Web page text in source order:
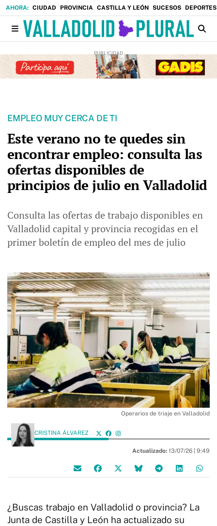
CIUDAD PROVINCIA CASTILLA Y LEÓN SUCESOS DEPORTES
EMPLEO MUY CERCA DE TI
Este verano no te quedes sin
encontrar empleo: consulta las
ofertas disponibles de
principios de julio en Valladolid
Consulta las ofertas de trabajo disponibles en
Valladolid capital y provincia recogidas en el
primer boletín de empleo del mes de julio
Operarios de triaje en Valladolid
CRISTINA ÁLVAREZ
Actualizado: 13/07/26 | 9:49
¿Buscas trabajo en Valladolid o provincia? La
Junta de Castilla y León ha actualizado su